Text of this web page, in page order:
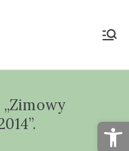
Przyrody
im.